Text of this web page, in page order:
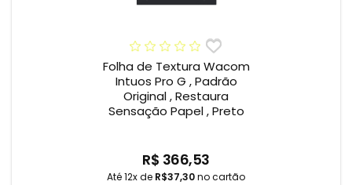
Folha de Textura Wacom
Intuos Pro G , Padrão
Original , Restaura
Sensação Papel , Preto
R$ 366,53
Até 12x de R$37,30no cartão